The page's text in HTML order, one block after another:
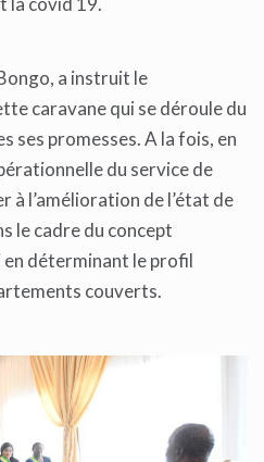
a instruit le
caravane qui se déroule du
ses promesses. A la fois, en
du service de
à l’amélioration de l’état de
le cadre du concept
en déterminant le profil
couverts.